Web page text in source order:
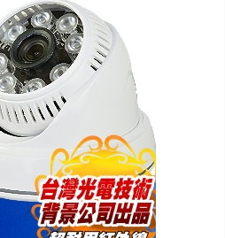
騎樓、室內外)
，紅外線照射